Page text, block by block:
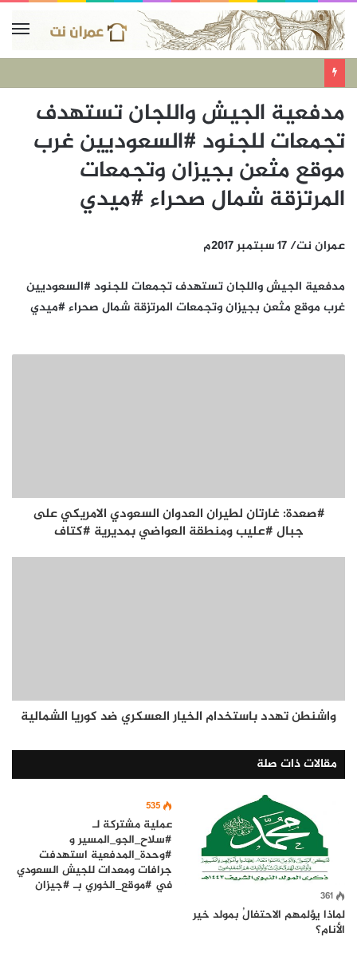
مدفعية الجيش واللجان تستهدف
تجمعات للجنود #السعوديين غرب
موقع مثعن بجيزان وتجمعات
المرتزقة شمال صحراء #ميدي
عمران نت/ 17 سبتمبر 2017م
مدفعية الجيش واللجان تستهدف تجمعات للجنود #السعوديين
غرب موقع مثعن بجيزان وتجمعات المرتزقة شمال صحراء #ميدي
#صعدة: غارتان لطيران العدوان السعودي الامريكي على
جبال #عليب ومنطقة العواضي بمديرية #كتاف
واشنطن تهدد باستخدام الخيار العسكري ضد كوريا الشمالية
مقالات ذات صلة
361
لماذا يؤلمهم الاحتفالُ بمولد خير
الأنام؟
535
عملية مشتركة لـ
#سلاح_الجو_المسير و
#وحدة_المدفعية استهدفت
جرافات ومعدات للجيش السعودي
في #موقع_الخوري بـ #جيزان